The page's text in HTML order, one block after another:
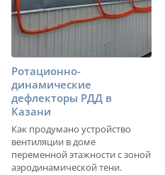
Ротационно-
динамические
дефлекторы РДД в
Казани
Как продумано устройство
вентиляции в доме
переменной этажности с зоной
аэродинамической тени.